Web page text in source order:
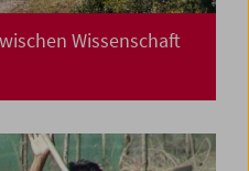
Wissenschaft